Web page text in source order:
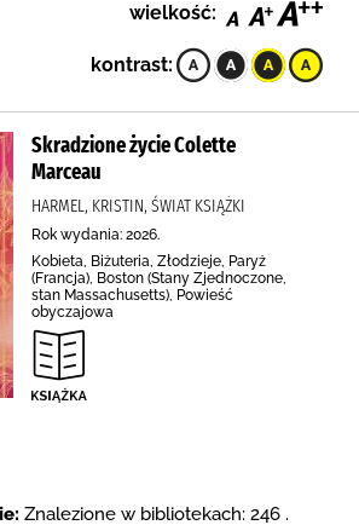
wielkość:
kontrast:
Skradzione życie Colette
Marceau
HARMEL, KRISTIN, ŚWIAT KSIĄŻKI
Rok wydania: 2026.
Kobieta, Biżuteria, Złodzieje, Paryż
(Francja), Boston (Stany Zjednoczone,
stan Massachusetts), Powieść
obyczajowa
Znalezione w bibliotekach: 246 .